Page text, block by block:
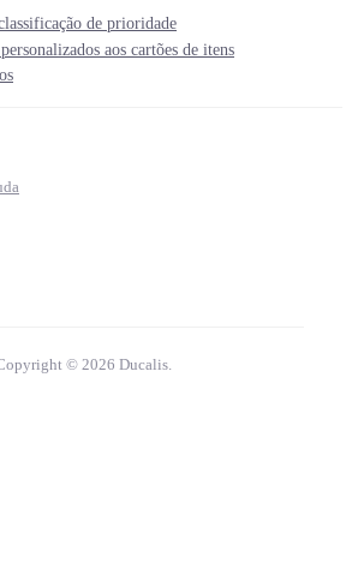
de prioridade
aos cartões de itens
© 2026 Ducalis.